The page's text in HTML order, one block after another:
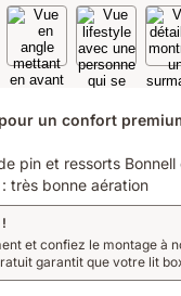
un confort
pin et ressorts
très bonne aération
et confiez le montage à
garantit que votre lit